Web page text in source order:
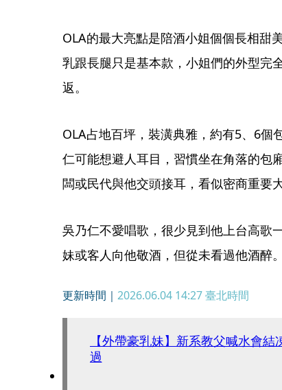
OLA的最大亮點是陪酒小姐個個長相甜
乳跟長腿只是基本款，小姐們的外型完
返。
OLA占地百坪，裝潢典雅，約有5、6個
仁可能想避人耳目，習慣坐在角落的包
闆或民代與他交頭接耳，看似密商重要大
吳乃仁不愛唱歌，很少見到他上台高歌
妹或客人向他敬酒，但從未看過他酒醉。
更新時間｜ 2026.06.04 14:27臺北時間
【外帶豪乳妹】新系教父喊水會
過